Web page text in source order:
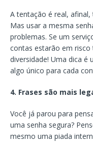
A tentação é real,
Mas usar a mesma
problemas. Se um
contas estarão em
diversidade! Uma dica é
algo único para cada
4. Frases são mais
Você já parou para
uma senha segura?
mesmo uma piada